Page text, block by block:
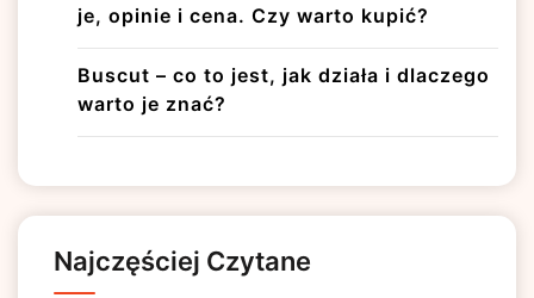
je, opinie i cena. Czy warto kupić?
Buscut – co to jest, jak działa i dlaczego
warto je znać?
Najczęściej Czytane